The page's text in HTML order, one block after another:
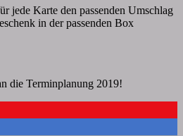
jede Karte den passenden Umschlag
in der passenden Box
die Terminplanung 2019!